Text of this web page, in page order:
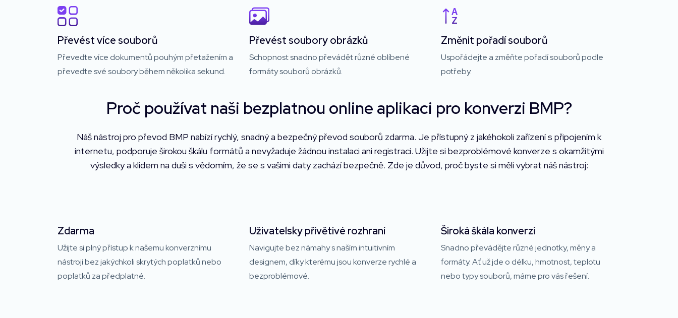
Převést více souborů
Převeďte více dokumentů pouhým přetažením a
převeďte své soubory během několika sekund.
Převést soubory obrázků
Schopnost snadno převádět různé oblíbené
formáty souborů obrázků.
Změnit pořadí souborů
Uspořádejte a změňte pořadí souborů podle
potřeby.
Proč používat naši bezplatnou online aplikaci pro konverzi BMP?
Náš nástroj pro převod BMP nabízí rychlý, snadný a bezpečný převod souborů zdarma. Je přístupný z jakéhokoli zařízení s připojením k
internetu, podporuje širokou škálu formátů a nevyžaduje žádnou instalaci ani registraci. Užijte si bezproblémové konverze s okamžitými
výsledky a klidem na duši s vědomím, že se s vašimi daty zachází bezpečně. Zde je důvod, proč byste si měli vybrat náš nástroj:
Zdarma
Užijte si plný přístup k našemu konverznímu
nástroji bez jakýchkoli skrytých poplatků nebo
poplatků za předplatné.
Uživatelsky přívětivé rozhraní
Navigujte bez námahy s naším intuitivním
designem, díky kterému jsou konverze rychlé a
bezproblémové.
Široká škála konverzí
Snadno převádějte různé jednotky, měny a
formáty. Ať už jde o délku, hmotnost, teplotu
nebo typy souborů, máme pro vás řešení.